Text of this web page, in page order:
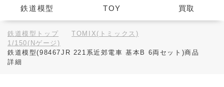
鉄道模型 TOY 買取
鉄道模型トップ
TOMIX(トミックス)
1/150(Nゲージ)
鉄道模型(98467JR 221系近郊電車 基本B 6両セット)商品
詳細